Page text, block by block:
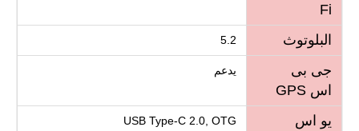
Fi
البلوتوث 5.2
جى بى
اس GPS
يدعم
يو اس
USB Type-C 2.0, OTG